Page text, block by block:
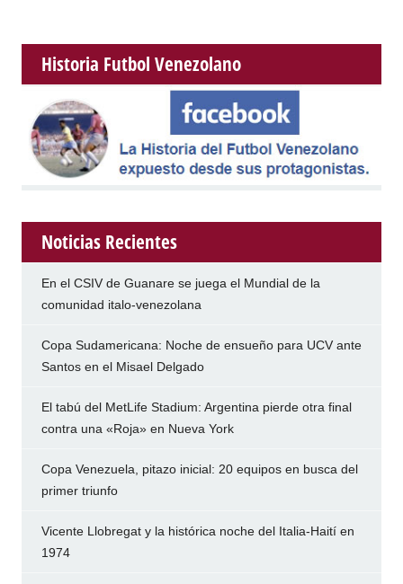
Historia Futbol Venezolano
Noticias Recientes
En el CSIV de Guanare se juega el Mundial de la
comunidad italo-venezolana
Copa Sudamericana: Noche de ensueño para UCV ante
Santos en el Misael Delgado
El tabú del MetLife Stadium: Argentina pierde otra final
contra una «Roja» en Nueva York
Copa Venezuela, pitazo inicial: 20 equipos en busca del
primer triunfo
Vicente Llobregat y la histórica noche del Italia-Haití en
1974